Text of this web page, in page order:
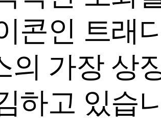
콘인 트래
의 가장 상
하고 있습